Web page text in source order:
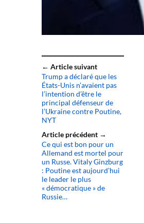
← Article suivant
Trump a déclaré que les
États-Unis n’avaient pas
l’intention d’être le
principal défenseur de
l’Ukraine contre Poutine,
NYT
Article précédent →
Ce qui est bon pour un
Allemand est mortel pour
un Russe. Vitaly Ginzburg
: Poutine est aujourd’hui
le leader le plus
« démocratique » de
Russie…